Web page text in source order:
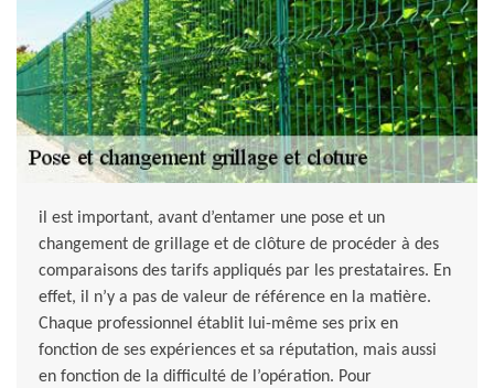
il est important, avant d’entamer une pose et un
changement de grillage et de clôture de procéder à des
comparaisons des tarifs appliqués par les prestataires. En
effet, il n’y a pas de valeur de référence en la matière.
Chaque professionnel établit lui-même ses prix en
fonction de ses expériences et sa réputation, mais aussi
en fonction de la difficulté de l’opération. Pour